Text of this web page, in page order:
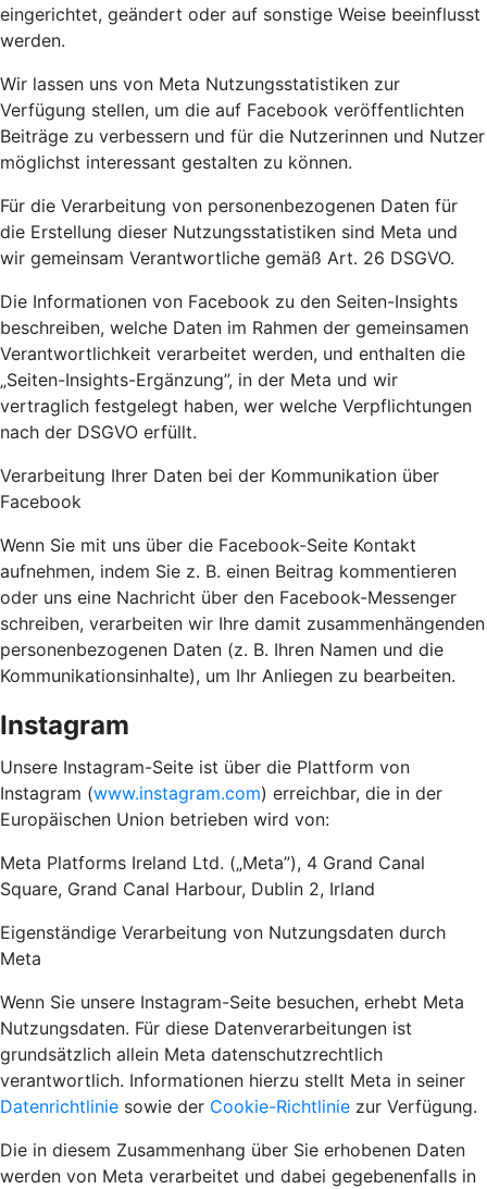
eingerichtet, geändert oder auf sonstige Weise beeinflusst
werden.
Wir lassen uns von Meta Nutzungsstatistiken zur
Verfügung stellen, um die auf Facebook veröffentlichten
Beiträge zu verbessern und für die Nutzerinnen und Nutzer
möglichst interessant gestalten zu können.
Für die Verarbeitung von personenbezogenen Daten für
die Erstellung dieser Nutzungsstatistiken sind Meta und
wir gemeinsam Verantwortliche gemäß Art. 26 DSGVO.
Die Informationen von Facebook zu den Seiten-Insights
beschreiben, welche Daten im Rahmen der gemeinsamen
Verantwortlichkeit verarbeitet werden, und enthalten die
„Seiten-Insights-Ergänzung”, in der Meta und wir
vertraglich festgelegt haben, wer welche Verpflichtungen
nach der DSGVO erfüllt.
Verarbeitung Ihrer Daten bei der Kommunikation über
Facebook
Wenn Sie mit uns über die Facebook-Seite Kontakt
aufnehmen, indem Sie z. B. einen Beitrag kommentieren
oder uns eine Nachricht über den Facebook-Messenger
schreiben, verarbeiten wir Ihre damit zusammenhängenden
personenbezogenen Daten (z. B. Ihren Namen und die
Kommunikationsinhalte), um Ihr Anliegen zu bearbeiten.
Instagram
Unsere Instagram-Seite ist über die Plattform von
Instagram (www.instagram.com) erreichbar, die in der
Europäischen Union betrieben wird von:
Meta Platforms Ireland Ltd. („Meta”), 4 Grand Canal
Square, Grand Canal Harbour, Dublin 2, Irland
Eigenständige Verarbeitung von Nutzungsdaten durch
Meta
Wenn Sie unsere Instagram-Seite besuchen, erhebt Meta
Nutzungsdaten. Für diese Datenverarbeitungen ist
grundsätzlich allein Meta datenschutzrechtlich
verantwortlich. Informationen hierzu stellt Meta in seiner
Datenrichtlinie sowie der Cookie-Richtlinie zur Verfügung.
Die in diesem Zusammenhang über Sie erhobenen Daten
werden von Meta verarbeitet und dabei gegebenenfalls in